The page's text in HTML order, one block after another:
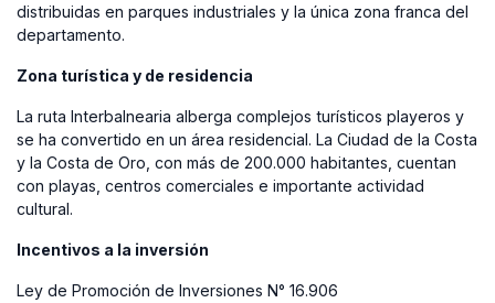
distribuidas en parques industriales y la única zona franca del
departamento.
Zona turística y de residencia
La ruta Interbalnearia alberga complejos turísticos playeros y
se ha convertido en un área residencial. La Ciudad de la Costa
y la Costa de Oro, con más de 200.000 habitantes, cuentan
con playas, centros comerciales e importante actividad
cultural.
Incentivos a la inversión
Ley de Promoción de Inversiones N° 16.906